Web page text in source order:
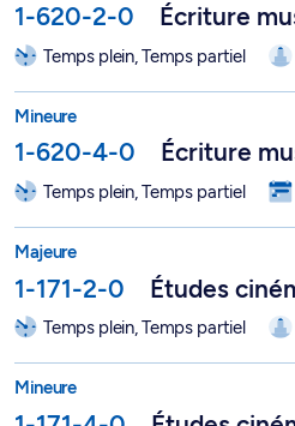
1-620-2-0 Écriture
Temps plein, Temps partiel
Mineure
1-620-4-0 Écriture
Temps plein, Temps partiel
Majeure
1-171-2-0 Études
Temps plein, Temps partiel
Mineure